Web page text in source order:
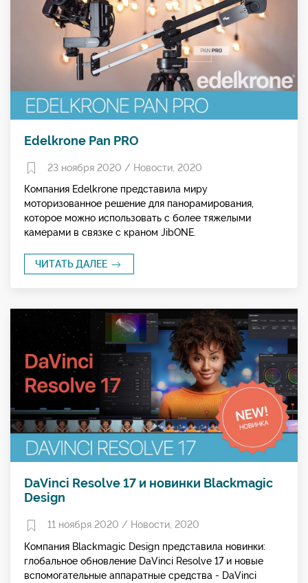
Edelkrone Pan PRO
23 ноября 2020 / Новости 2020
Компания Edelkrone представила миру
моторизованное решение для панорамирования,
которое можно использовать с более тяжелыми
камерами в связке с краном JibONE.
ЧИТАТЬ ДАЛЕЕ
DaVinci Resolve 17 и новинки Blackmagic
Design
11 ноября 2020 / Новости, 2020
Компания Blackmagic Design представила новинки:
глобальное обновление DaVinci Resolve 17 и новые
вспомогательные аппаратные средства - DaVinci